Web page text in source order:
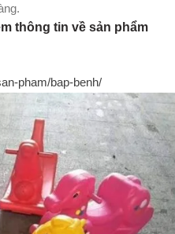
thông tin về sản phẩm
pham/bap-benh/